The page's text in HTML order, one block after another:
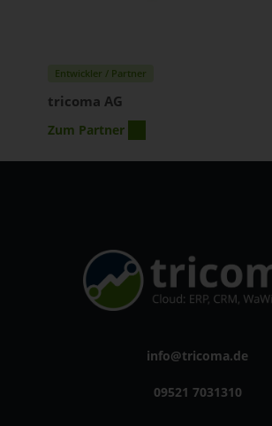
Entwickler / Partner
tricoma AG
Zum Partner
info@tricoma.de
09521 7031310